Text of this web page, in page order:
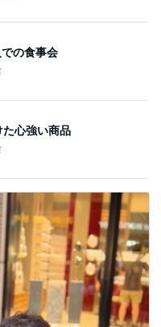
の食事会
た心強い商品